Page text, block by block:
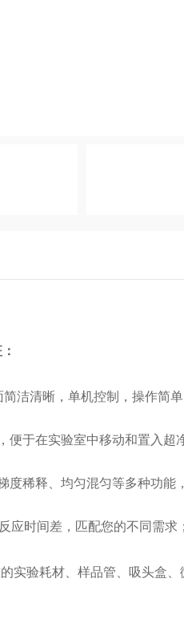
洁清晰，单机控制，操作简
便于在实验室中移动和置入
度稀释、均匀混匀等多种功能
应时间差，匹配您的不同需求
实验耗材、样品管、吸头盒